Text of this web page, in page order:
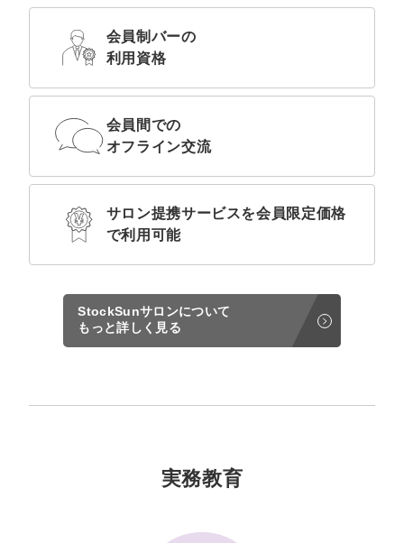
会員制バーの
利用資格
会員間での
オフライン交流
サロン提携サービスを会員限定価格
で利用可能
StockSunサロンについて
もっと詳しく見る
実務教育